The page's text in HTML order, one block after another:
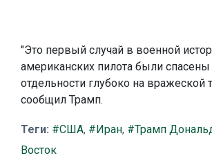
"Это первый случай в военной
американских пилота были спасены
отдельности глубоко на вражеской
сообщил Трамп.
Теги: #США, #Иран, #Трамп
Восток